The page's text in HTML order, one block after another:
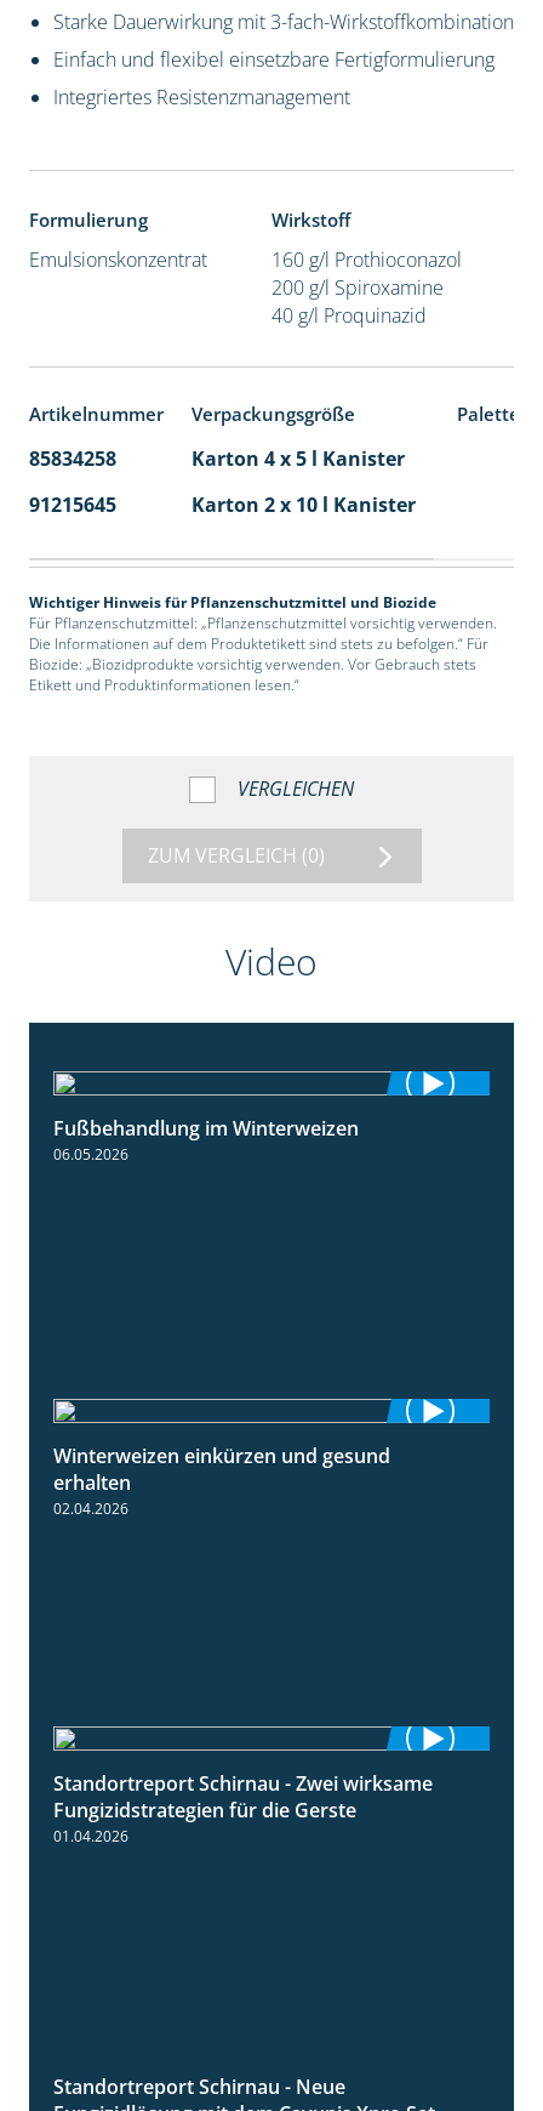
Starke Dauerwirkung mit 3-fach-Wirkstoffkombination
Einfach und flexibel einsetzbare Fertigformulierung
Integriertes Resistenzmanagement
Formulierung
Emulsionskonzentrat
Wirkstoff
160 g/l Prothioconazol
200 g/l Spiroxamine
40 g/l Proquinazid
Artikelnummer Verpackungsgröße
85834258 Karton 4 x 5 l Kanister
91215645
Karton 2 x 10 l Kanister
Wichtiger Hinweis für Pflanzenschutzmittel und Biozide
Für Pflanzenschutzmittel: „Pflanzenschutzmittel vorsichtig verwenden.
Die Informationen auf dem Produktetikett sind stets zu befolgen.“ Für
Biozide: „Biozidprodukte vorsichtig verwenden. Vor Gebrauch stets
Etikett und Produktinformationen lesen.“
VERGLEICHEN
ZUM VERGLEICH (0)
Video
Fußbehandlung im Winterweizen
06.05.2026
Winterweizen einkürzen und gesund
erhalten
02.04.2026
4:27
Standortreport Schirnau - Zwei wirksame
Fungizidstrategien für die Gerste
01.04.2026
4:32
Standortreport Schirnau - Neue